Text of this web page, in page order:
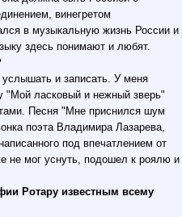
винегретом
в музыкальную жизнь России и
здесь понимают и любят.
и записать. У меня
"Мой ласковый и нежный зверь"
Песня "Мне приснился шум
поэта Владимира Лазарева,
под впечатлением от
не мог уснуть, подошел к роялю и
Ротару известным всему